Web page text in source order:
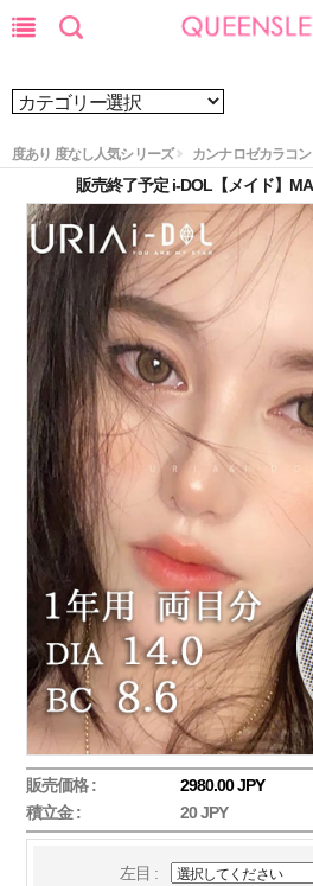
度あり 度なし人気シリーズ カンナロゼカラコン
販売終了予定 i-DOL【メイド】
販売価格 :
2980.00 JPY
積立金 :
20 JPY
左目 :